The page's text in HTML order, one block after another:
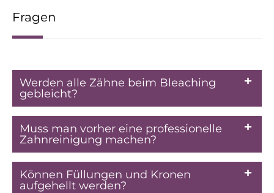
Fragen
Werden alle Zähne beim Bleaching
gebleicht?
Muss man vorher eine professionelle
Zahnreinigung machen?
Können Füllungen und Kronen
aufgehellt werden?